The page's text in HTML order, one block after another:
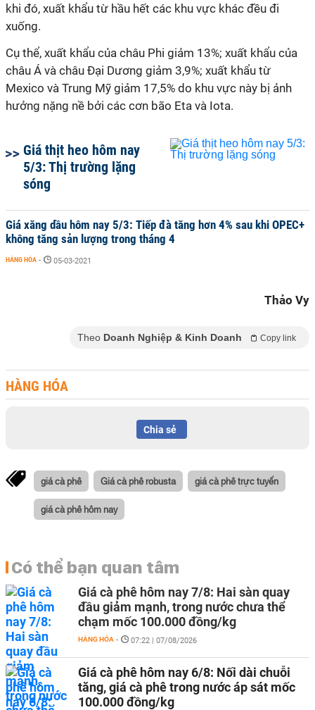
khi đó, xuất khẩu từ hầu hết các khu vực khác đều đi
xuống.
Cụ thể, xuất khẩu của châu Phi giảm 13%; xuất khẩu của
châu Á và châu Đại Dương giảm 3,9%; xuất khẩu từ
Mexico và Trung Mỹ giảm 17,5% do khu vực này bị ảnh
hưởng nặng nề bởi các cơn bão Eta và Iota.
Giá thịt heo hôm nay
5/3: Thị trường lặng
sóng
Giá xăng dầu hôm nay 5/3: Tiếp đà tăng hơn 4% sau khi OPEC+
không tăng sản lượng trong tháng 4
HÀNG HÓA - 05-03-2021
Thảo Vy
Theo Doanh Nghiệp & Kinh Doanh Copy link
HÀNG HÓA
Chia sẻ
giá cà phê Giá cà phê robusta giá cà phê trực tuyến
giá cà phê hôm nay
Có thể bạn quan tâm
Giá cà phê hôm nay 7/8: Hai sàn quay
đầu giảm mạnh, trong nước chưa thể
chạm mốc 100.000 đồng/kg
HÀNG HÓA - 07:22 | 07/08/2026
Giá cà phê hôm nay 6/8: Nối dài chuỗi
tăng, giá cà phê trong nước áp sát mốc
100.000 đồng/kg